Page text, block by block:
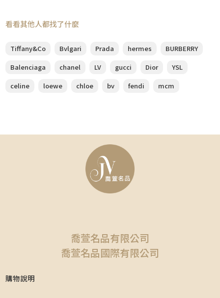
看看其他人都找了什麼
Tiffany&Co Bvlgari Prada hermes
BURBERRY
Balenciaga
chanel LV gucci Dior
YSL
celine
loewe chloe bv fendi mcm
喬萱名品有限公司
喬萱名品國際有限公司
購物說明